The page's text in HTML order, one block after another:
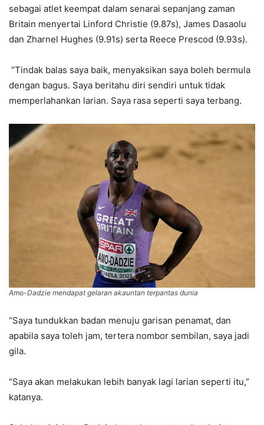
sebagai atlet keempat dalam senarai sepanjang zaman
Britain menyertai Linford Christie (9.87s), James Dasaolu
dan Zharnel Hughes (9.91s) serta Reece Prescod (9.93s).
“Tindak balas saya baik, menyaksikan saya boleh bermula
dengan bagus. Saya be­ritahu diri sendiri untuk tidak
memperlahankan larian. Saya rasa seperti saya terbang.
Amo-Dadzie mendapat gelaran akauntan terpantas dunia
“Saya tundukkan badan menuju garisan penamat, dan
apabila saya toleh jam, tertera nombor sembilan, saya jadi
gila.
“Saya akan melakukan lebih banyak lagi larian seperti itu,”
katanya.